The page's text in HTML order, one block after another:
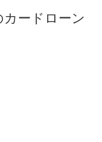
カードローン